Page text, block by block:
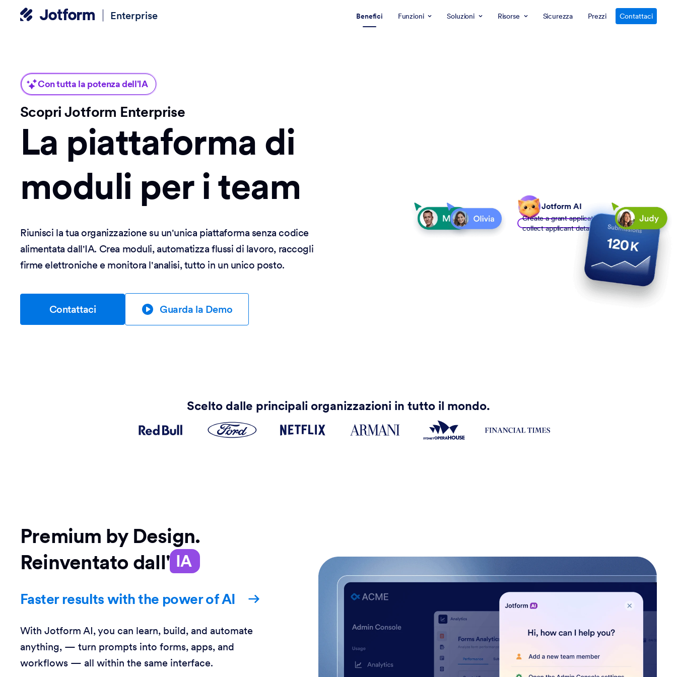
Enterprise Benefici Funzioni Soluzioni Risorse Sicurezza Prezzi Contattaci
Con tutta la potenza dell'IA
Scopri Jotform Enterprise
La piattaforma di
moduli per i team
Riunisci la tua organizzazione su un'unica piattaforma senza codice
alimentata dall'IA. Crea moduli, automatizza flussi di lavoro, raccogli
firme elettroniche e monitora l'analisi, tutto in un unico posto.
Contattaci Guarda la Demo
Jotform AI
Create a grant application form to
collect applicant details
Scelto dalle principali organizzazioni in tutto il mondo.
Premium by Design.
Reinventato dall' IA
Faster results with the power of AI
With Jotform AI, you can learn, build, and automate
anything, — turn prompts into forms, apps, and
workflows — all within the same interface.